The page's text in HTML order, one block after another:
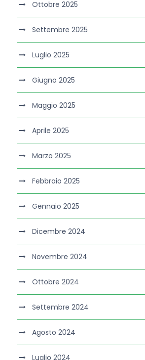
Ottobre 2025
Settembre 2025
Luglio 2025
Giugno 2025
Maggio 2025
Aprile 2025
Marzo 2025
Febbraio 2025
Gennaio 2025
Dicembre 2024
Novembre 2024
Ottobre 2024
Settembre 2024
Agosto 2024
Luglio 2024